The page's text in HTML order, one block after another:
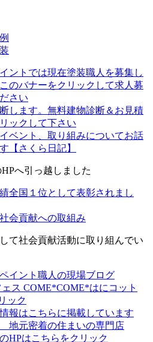
へ引っ越しました
て社会貢献活動に取り組んでい